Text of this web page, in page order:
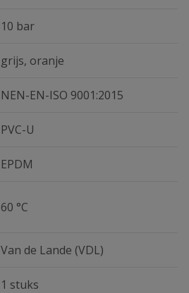
10 bar
grijs, oranje
NEN-EN-ISO 9001:2015
PVC-U
EPDM
60 °C
Van de Lande (VDL)
1 stuks